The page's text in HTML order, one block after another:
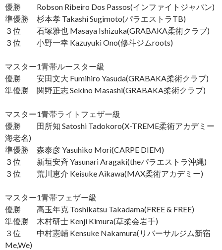
優勝 Robson Ribeiro Dos Passos(インファイトジャパン)
準優勝 杉本孝 Takashi Sugimoto(パラエストラTB)
３位 石塚雅也 Masaya Ishizuka(GRABAKA柔術クラブ)
３位 小野一幸 Kazuyuki Ono(修斗ジムroots)
マスター1青帯ルースター級
優勝 安田文大 Fumihiro Yasuda(GRABAKA柔術クラブ)
準優勝 関野正志 Sekino Masashi(GRABAKA柔術クラブ)
マスター1青帯ライトフェザー級
優勝 田所知 Satoshi Tadokoro(X-TREME柔術アカデミー
海老名)
準優勝 森泰彦 Yasuhiko Mori(CARPE DIEM)
３位 新垣安斉 Yasunari Aragaki(theパラエストラ沖縄)
３位 荒川恵介 Keisuke Aikawa(MAX柔術アカデミー)
マスター1青帯フェザー級
優勝 髙玉年克 Toshikatsu Takadama(FREE & FREE)
準優勝 木村研士 Kenji Kimura(草柔会岩手)
３位 中村憲輔 Kensuke Nakamura(リバーサルジム新宿
Me,We)